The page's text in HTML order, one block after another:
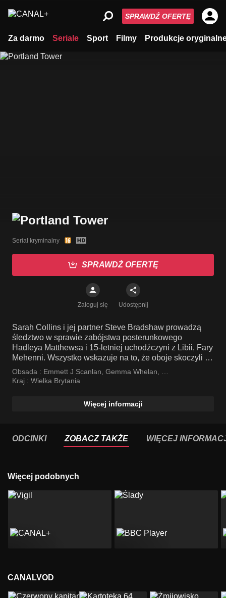
Za darmo Seriale Sport Filmy Produkcje
SPRAWDŹ OFERTĘ
Serial kryminalny
SPRAWDŹ OFERTĘ
Zaloguj się Udostępnij
Sarah Collins i jej partner Steve Bradshaw prowadzą
śledztwo w sprawie zabójstwa posterunkowego
Hadleya Matthewsa i 15-letniej uchodźczyni z Libii, Fary
Mehenni. Wszystko wskazuje na to, że oboje skoczyli z
dachu Portland Tower.
Obsada : Emmett J Scanlan Gemma Whelan
Jimmy Akingbola
Kraj : Wielka Brytania
Więcej informacji
ODCINKI ZOBACZ TAKŻE WIĘCEJ
Więcej podobnych
CANALVOD